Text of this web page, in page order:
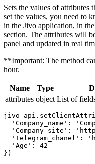
Sets the values ​​of attributes
set the values, you need to
in the Jivo application, in
section. The attributes will
panel and updated in real
**Important: The method
hour.
Name Type
attributes object List of
'Company_name':
'Company_site':
'Telegram_chanel':
  'Age': 42